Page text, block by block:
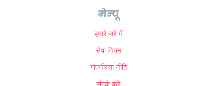
मेन्यू
हमारे बारे में
सेवा नियम
गोपनीयता नीति
संपर्क करें